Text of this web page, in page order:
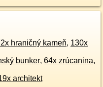
hraničný kameň, 130x
bunker, 64x zrúcanina,
architekt